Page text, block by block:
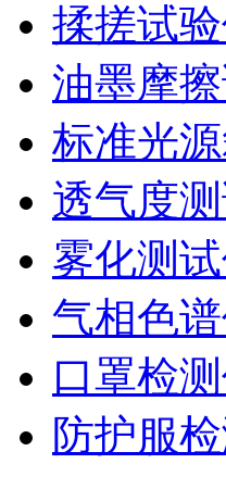
揉搓试
油墨摩
标准光
透气度
雾化测
气相色
口罩检
防护服